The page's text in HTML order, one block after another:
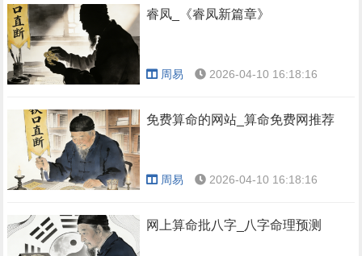
睿凤_《睿凤新篇章》
周易 2026-04-10 16:18:16
免费算命的网站_算命免费网推荐
周易 2026-04-10 16:18:16
网上算命批八字_八字命理预测